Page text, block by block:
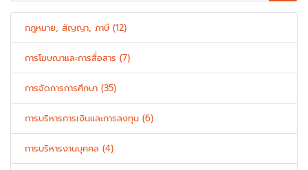
กฎหมาย, สัญญา, ภาษี (12)
การโฆษณาและการสื่อสาร (7)
การจัดการการศึกษา (35)
การบริหารการเงินและการลงทุน (6)
การบริหารงานบุคคล (4)